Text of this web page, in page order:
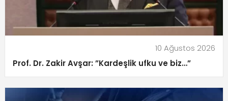
10 Ağustos 2026
Prof. Dr. Zakir Avşar: ”Kardeşlik ufku ve biz…”